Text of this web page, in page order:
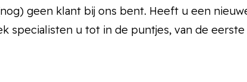
geen klant bij ons bent. Heeft u een
specialisten u tot in de puntjes, van de